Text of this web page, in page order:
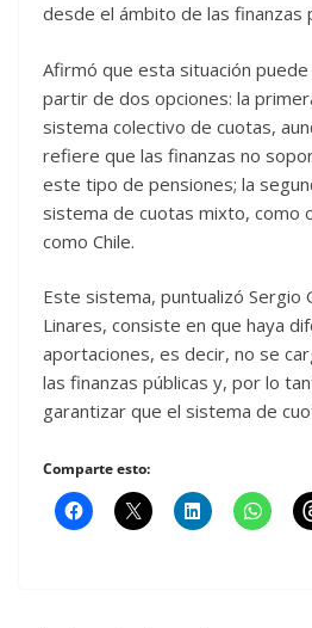
desde el ámbito de las finanzas
Afirmó que esta situación
partir de dos opciones: la
sistema colectivo de cuotas,
refiere que las finanzas no
este tipo de pensiones; la
sistema de cuotas mixto, como
como Chile.
Este sistema, puntualizó Sergio
Linares, consiste en que haya
aportaciones, es decir, no se
las finanzas públicas y, por lo
garantizar que el sistema de
Comparte esto: